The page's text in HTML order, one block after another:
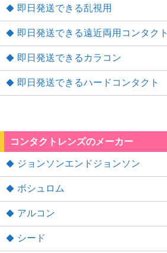
即日発送できる乱視用
即日発送できる遠近両用コンタクト
即日発送できるカラコン
即日発送できるハードコンタクト
コンタクトレンズのメーカー
ジョンソンエンドジョンソン
ボシュロム
アルコン
シード